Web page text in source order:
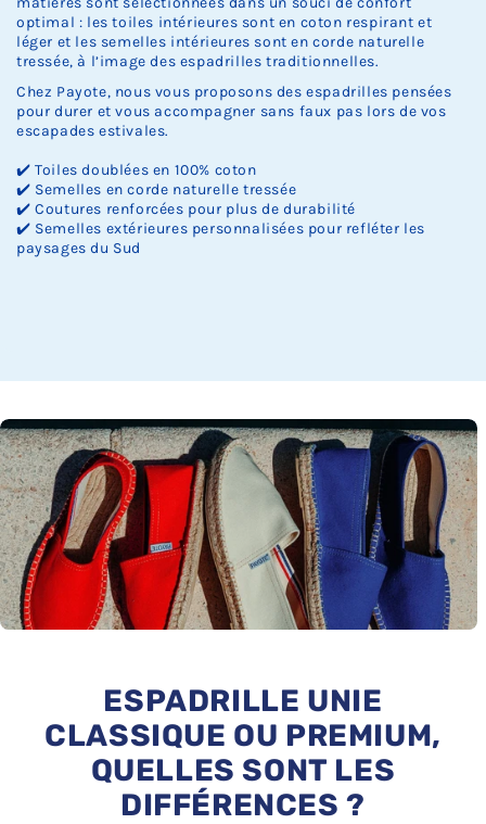
optimal : les toiles intérieures sont en coton respirant et
léger et les semelles intérieures sont en corde naturelle
tressée, à l’image des espadrilles traditionnelles.
Chez Payote, nous vous proposons des espadrilles pensées
pour durer et vous accompagner sans faux pas lors de vos
escapades estivales.
✔️ Toiles doublées en 100% coton
✔️ Semelles en corde naturelle tressée
✔️ Coutures renforcées pour plus de durabilité
✔️ Semelles extérieures personnalisées pour refléter les
paysages du Sud
ESPADRILLE UNIE
CLASSIQUE OU PREMIUM,
QUELLES SONT LES
DIFFÉRENCES ?